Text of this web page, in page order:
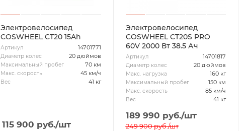
Электровелосипед
COSWHEEL CT20 15Ah
Артикул 14701771
Диаметр колес 20 дюймов
Максимальный пробег 70 км
Макс. скорость 45 км/ч
Вес 41 кг
115 900 руб./шт
Электровелосипед
COSWHEEL CT20S PRO
60V 2000 Вт 38.5 Ач
Артикул 14701817
Диаметр колес 20 дюймов
Макс. нагрузка 160 кг
Максимальный пробег 150 км
Макс. скорость 85 км/ч
Вес 41 кг
189 990 руб./шт
249 900руб./шт